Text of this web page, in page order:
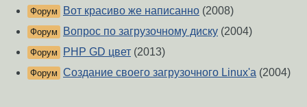
Форум Вот красиво же написанно (2008)
Форум Вопрос по загрузочному диску (2004)
Форум PHP GD цвет (2013)
Форум Создание своего загрузочного Linux'a (2004)